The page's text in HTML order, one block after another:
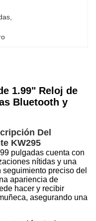
1.99" Reloj de
Bluetooth y
Del
KW295
pulgadas cuenta con
nítidas y una
preciso del
apariencia de
hacer y recibir
asegurando una